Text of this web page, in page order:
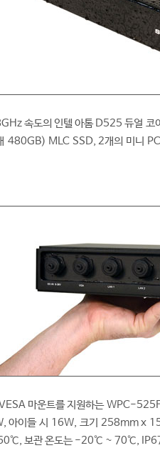
속도의 인텔 아톰 D525 듀얼 코
480GB) MLC SSD, 2개의 미니
마운트를 지원하는 WPC-525F
아이들 시 16W, 크기 258mm
보관 온도는 -20℃ ~ 70℃,